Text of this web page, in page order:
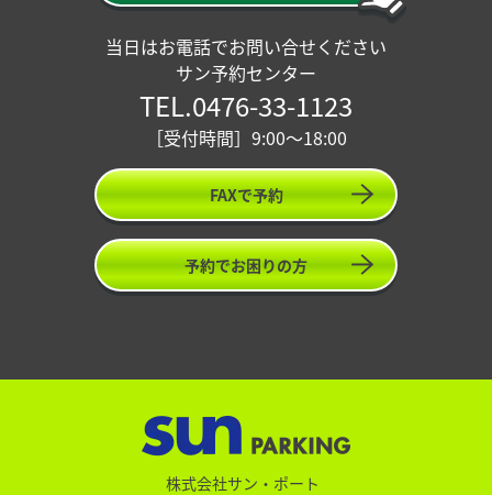
当日はお電話でお問い合せください
サン予約センター
TEL.0476-33-1123
［受付時間］9:00〜18:00
FAXで予約
予約でお困りの方
株式会社サン・ポート